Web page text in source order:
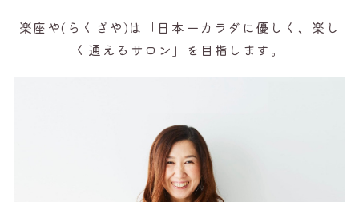
楽座や(らくざや)は「日本一カラダに優しく、楽し
く通えるサロン」を目指します。